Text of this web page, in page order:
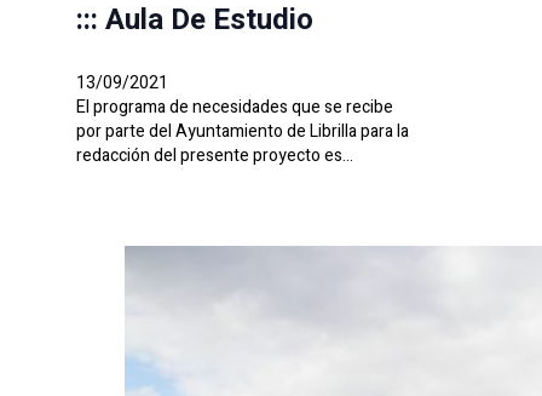
::: Aula De Estudio
13/09/2021
El programa de necesidades que se recibe
por parte del Ayuntamiento de Librilla para la
redacción del presente proyecto es…